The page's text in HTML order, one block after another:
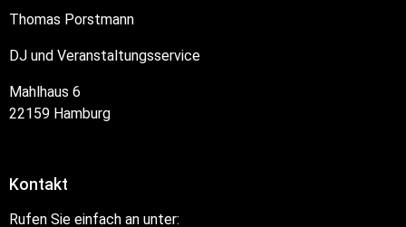
Thomas Porstmann
DJ und Veranstaltungsservice
Mahlhaus 6
22159 Hamburg
Kontakt
Rufen Sie einfach an unter: